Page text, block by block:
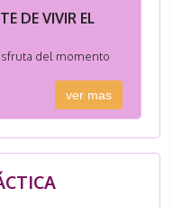
DE VIVIR EL
del momento
ver mas